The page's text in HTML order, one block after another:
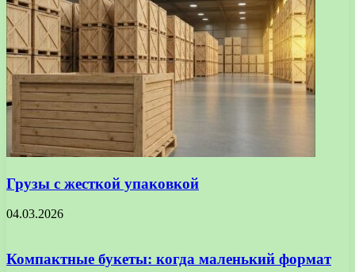
Грузы с жесткой упаковкой
04.03.2026
Компактные букеты: когда маленький формат